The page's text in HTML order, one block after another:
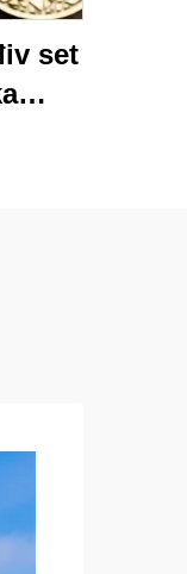
set